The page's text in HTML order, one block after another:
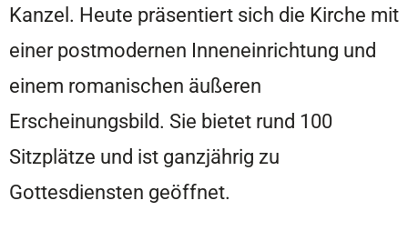
Kanzel. Heute präsentiert sich die Kirche mit
einer postmodernen Inneneinrichtung und
einem romanischen äußeren
Erscheinungsbild. Sie bietet rund 100
Sitzplätze und ist ganzjährig zu
Gottesdiensten geöffnet.